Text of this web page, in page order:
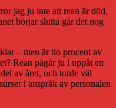
jag ju inte att rean är död,
börjar slutta går det nog
– men är tio procent av
Rean pågår ju i uppåt en
av året, och torde väl
i anspråk av personalen